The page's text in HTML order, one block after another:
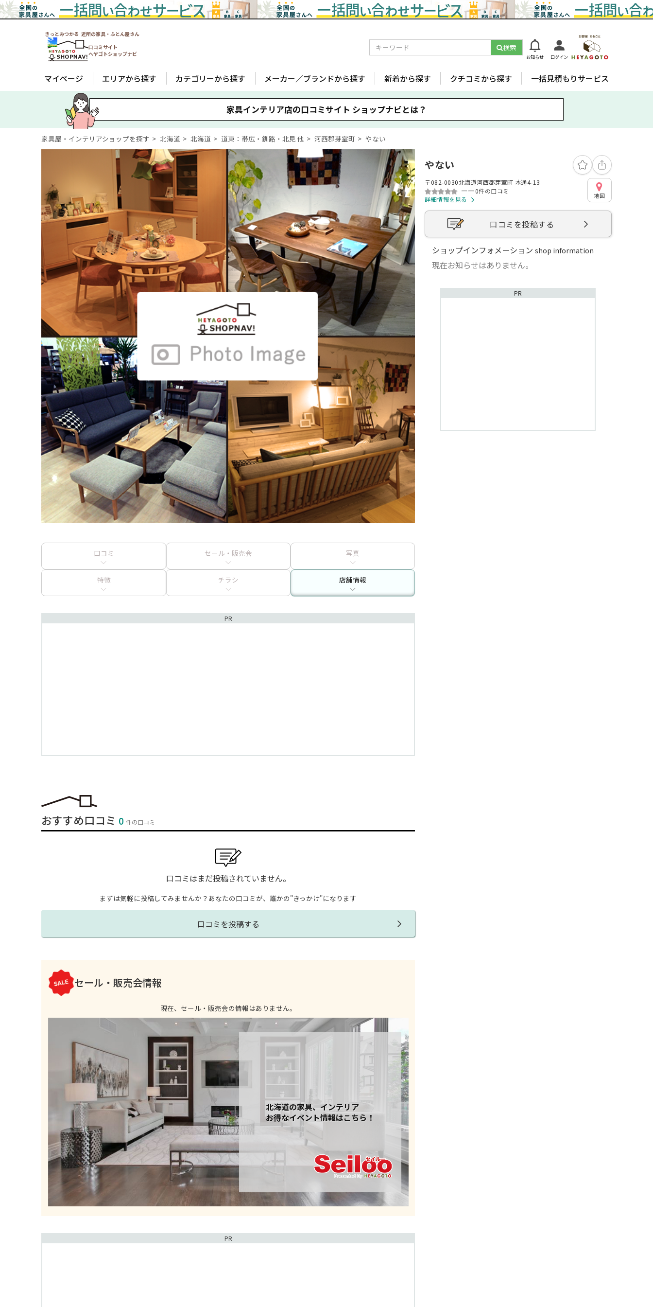
きっとみつかる 近所の家具・ふとん屋さん
口コミサイト
ヘヤゴトショップナビ
検索
お知らせ ログイン
マイページ エリアから探す カテゴリーから探す メーカー／ブランドから探す 新着から探す クチコミから探す 一括見積もりサービス
家具インテリア店の口コミサイト ショップナビとは？
家具屋・インテリアショップを探す 北海道 北海道 道東：帯広・釧路・北見 他 河西郡芽室町 やない
やない
〒082-0030北海道河西郡芽室町 本通4-13
ーー0件の口コミ
詳細情報を見る
地図
口コミを投稿する
ショップインフォメーションshop information
現在お知らせはありません。
PR
口コミ セール・販売会 写真
特徴 チラシ 店舗情報
PR
おすすめ口コミ 0件の口コミ
口コミはまだ投稿されていません。
まずは気軽に投稿してみませんか？ あなたの口コミが、誰かの"きっかけ"になります
口コミを投稿する
セール・販売会情報
現在、セール・販売会の情報はありません。
北海道の家具、インテリア
お得なイベント情報はこちら！
PR